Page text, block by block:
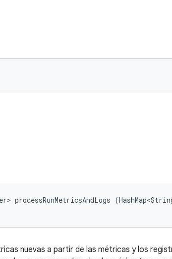
processRunMetricsAndLogs
nuevas a partir de las métricas y los